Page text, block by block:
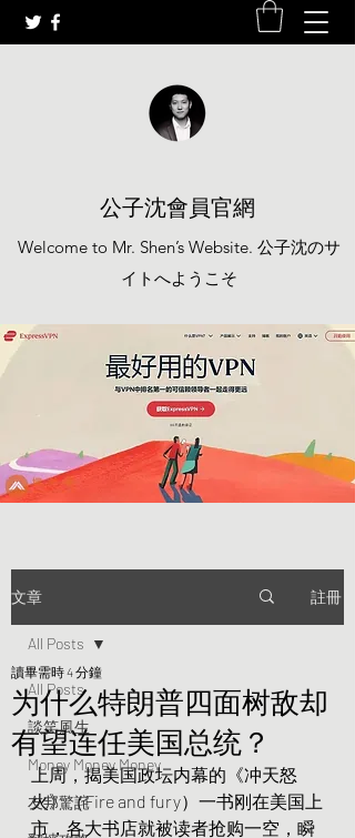
公子沈會員官網
Welcome to Mr. Shen’s Website. 公子沈のサ
イトへようこそ
文章 註冊
All Posts
談笑風生
Money Money Money
友邦驚詫
All Posts
为什么特朗普四面树敌却
有望连任美国总统？
讀畢需時 4 分鐘
上周，揭美国政坛内幕的《冲天怒
火》（Fire and fury）一书刚在美国上
市，各大书店就被读者抢购一空，瞬